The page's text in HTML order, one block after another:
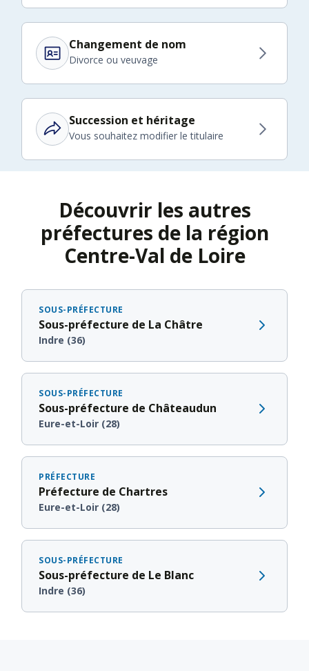
Changement de nom
Divorce ou veuvage
Succession et héritage
Vous souhaitez modifier le titulaire
Découvrir les autres
préfectures de la région
Centre-Val de Loire
SOUS-PRÉFECTURE
Sous-préfecture de La Châtre
Indre (36)
SOUS-PRÉFECTURE
Sous-préfecture de Châteaudun
Eure-et-Loir (28)
PRÉFECTURE
Préfecture de Chartres
Eure-et-Loir (28)
SOUS-PRÉFECTURE
Sous-préfecture de Le Blanc
Indre (36)